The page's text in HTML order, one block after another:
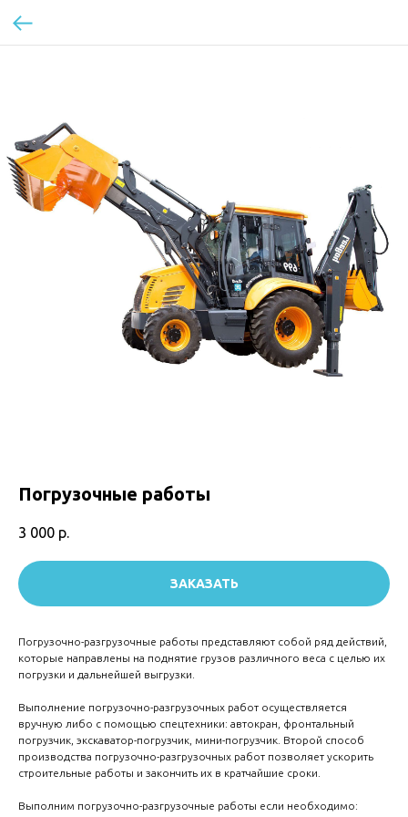
Погрузочные работы
3 000 р.
ЗАКАЗАТЬ
Погрузочно-разгрузочные работы представляют собой ряд действий,
которые направлены на поднятие грузов различного веса с целью их
погрузки и дальнейшей выгрузки.
Выполнение погрузочно-разгрузочных работ осуществляется
вручную либо с помощью спецтехники: автокран, фронтальный
погрузчик, экскаватор-погрузчик, мини-погрузчик. Второй способ
производства погрузочно-разгрузочных работ позволяет ускорить
строительные работы и закончить их в кратчайшие сроки.
Выполним погрузочно-разгрузочные работы если необходимо: